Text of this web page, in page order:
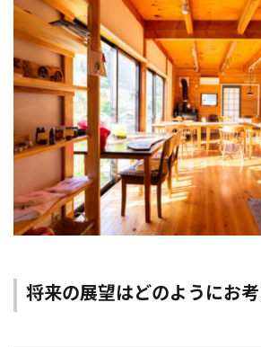
将来の展望はどのようにお考